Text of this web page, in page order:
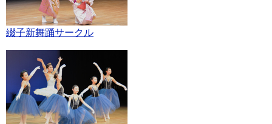
綴子新舞踊サークル